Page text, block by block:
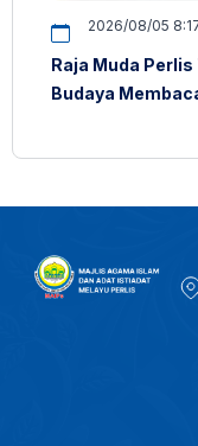
2026/08/05
Raja Muda
Budaya